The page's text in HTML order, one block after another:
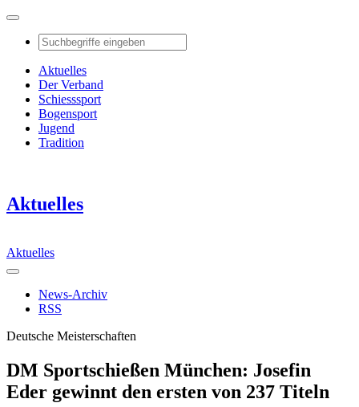
Aktuelles
Der Verband
Schiesssport
Bogensport
Jugend
Tradition
Aktuelles
Aktuelles
News-Archiv
RSS
Deutsche Meisterschaften
DM Sportschießen München: Josefin
Eder gewinnt den ersten von 237 Titeln